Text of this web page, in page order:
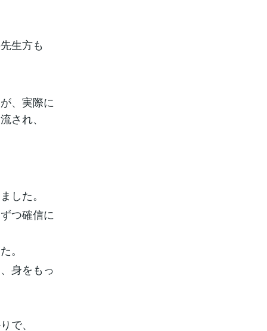
生方も
、実際に
され、
した。
つ確信に
。
身をもっ
で、